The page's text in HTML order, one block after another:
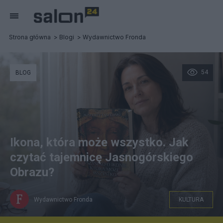
Strona główna Blogi Wydawnictwo Fronda
54
BLOG
Ikona, która może wszystko. Jak
czytać tajemnicę Jasnogórskiego
Obrazu?
Wydawnictwo Fronda KULTURA